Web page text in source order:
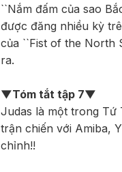
``Nắm đấm của sao
được đăng nhiều kỳ
của ``Fist of the North
ra.
▼Tóm tắt tập 7▼
Judas là một trong Tứ
trận chiến với Amiba,
chỉnh!!